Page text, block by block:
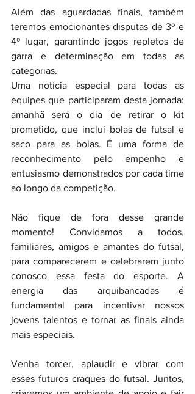
Além das aguardadas finais, também
teremos emocionantes disputas de 3º e
4º lugar, garantindo jogos repletos de
garra e determinação em todas as
categorias.
Uma notícia especial para todas as
equipes que participaram desta jornada:
amanhã será o dia de retirar o kit
prometido, que inclui bolas de futsal e
saco para as bolas. É uma forma de
reconhecimento pelo empenho e
entusiasmo demonstrados por cada time
ao longo da competição.
Não fique de fora desse grande
momento! Convidamos a todos,
familiares, amigos e amantes do futsal,
para comparecerem e celebrarem junto
conosco essa festa do esporte. A
energia das arquibancadas é
fundamental para incentivar nossos
jovens talentos e tornar as finais ainda
mais especiais.
Venha torcer, aplaudir e vibrar com
esses futuros craques do futsal. Juntos,